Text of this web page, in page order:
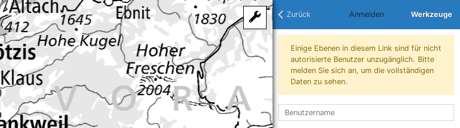
Zurück Werkzeuge
Anmelden
Messwerkzeuge